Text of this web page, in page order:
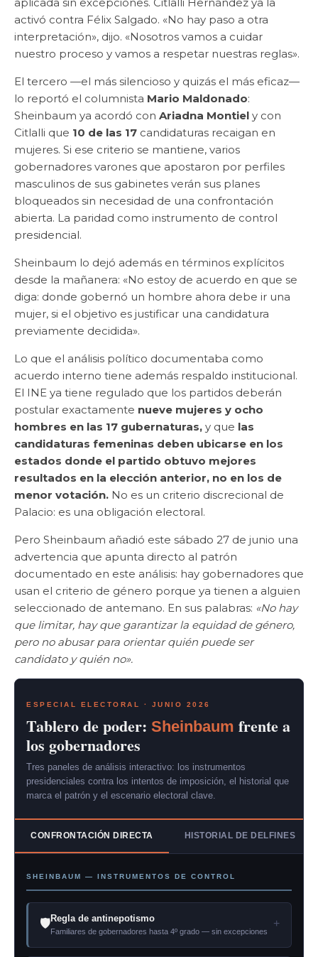
activó contra Félix Salgado. «No hay paso a otra
interpretación», dijo. «Nosotros vamos a cuidar
nuestro proceso y vamos a respetar nuestras reglas».
El tercero —el más silencioso y quizás el más eficaz—
lo reportó el columnista Mario Maldonado:
Sheinbaum ya acordó con Ariadna Montiel y con
Citlalli que 10 de las 17 candidaturas recaigan en
mujeres. Si ese criterio se mantiene, varios
gobernadores varones que apostaron por perfiles
masculinos de sus gabinetes verán sus planes
bloqueados sin necesidad de una confrontación
abierta. La paridad como instrumento de control
presidencial.
Sheinbaum lo dejó además en términos explícitos
desde la mañanera: «No estoy de acuerdo en que se
diga: donde gobernó un hombre ahora debe ir una
mujer, si el objetivo es justificar una candidatura
previamente decidida».
Lo que el análisis político documentaba como
acuerdo interno tiene además respaldo institucional.
El INE ya tiene regulado que los partidos deberán
postular exactamente nueve mujeres y ocho
hombres en las 17 gubernaturas, y que las
candidaturas femeninas deben ubicarse en los
estados donde el partido obtuvo mejores
resultados en la elección anterior, no en los de
menor votación. No es un criterio discrecional de
Palacio: es una obligación electoral.
Pero Sheinbaum añadió este sábado 27 de junio una
advertencia que apunta directo al patrón
documentado en este análisis: hay gobernadores que
usan el criterio de género porque ya tienen a alguien
seleccionado de antemano. En sus palabras: «No hay
que limitar, hay que garantizar la equidad de género,
pero no abusar para orientar quién puede ser
candidato y quién no».
ESPECIAL ELECTORAL · JUNIO 2026
Tablero de poder: Sheinbaum frente a
los gobernadores
Tres paneles de análisis interactivo: los instrumentos
presidenciales contra los intentos de imposición, el historial que
marca el patrón y el escenario electoral clave.
CONFRONTACIÓN DIRECTA HISTORIAL DE DELFINES
SHEINBAUM — INSTRUMENTOS DE CONTROL
🛡Regla de antinepotismo
Familiares de gobernadores hasta 4º grado — sin excepciones
+